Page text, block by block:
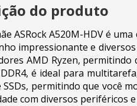
do produto
ASRock A520M-HDV é
impressionante e
AMD Ryzen, permitindo
é ideal para
SSDs, permitindo que você
com diversos periféricos